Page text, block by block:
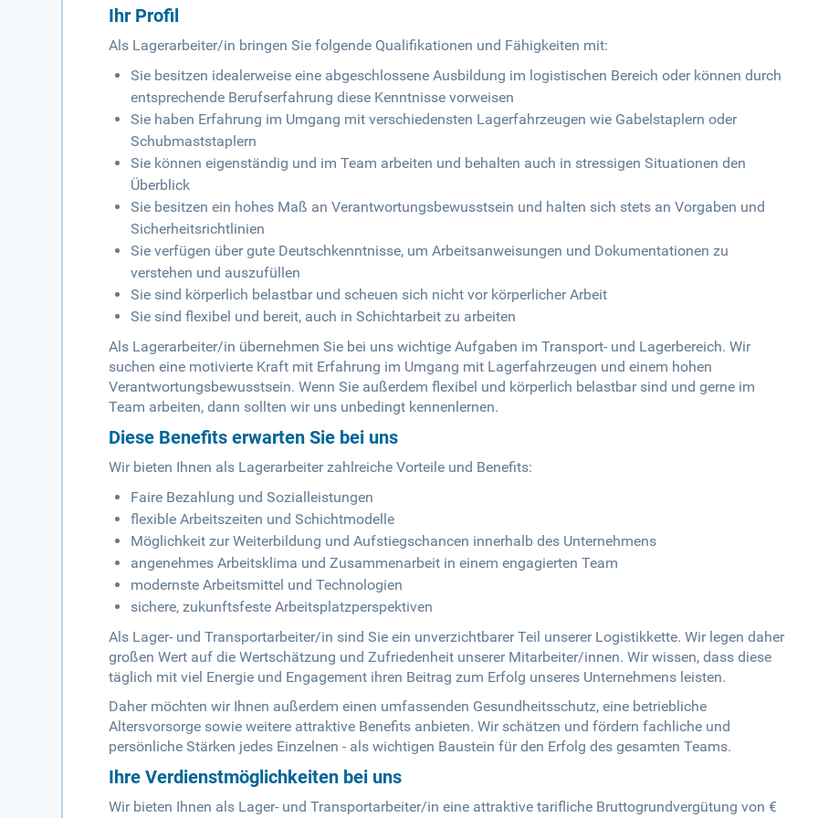
Ihr Profil
Als Lagerarbeiter/in bringen Sie folgende Qualifikationen und Fähigkeiten mit:
Sie besitzen idealerweise eine abgeschlossene Ausbildung im logistischen Bereich oder können durch
entsprechende Berufserfahrung diese Kenntnisse vorweisen
Sie haben Erfahrung im Umgang mit verschiedensten Lagerfahrzeugen wie Gabelstaplern oder
Schubmaststaplern
Sie können eigenständig und im Team arbeiten und behalten auch in stressigen Situationen den
Überblick
Sie besitzen ein hohes Maß an Verantwortungsbewusstsein und halten sich stets an Vorgaben und
Sicherheitsrichtlinien
Sie verfügen über gute Deutschkenntnisse, um Arbeitsanweisungen und Dokumentationen zu
verstehen und auszufüllen
Sie sind körperlich belastbar und scheuen sich nicht vor körperlicher Arbeit
Sie sind flexibel und bereit, auch in Schichtarbeit zu arbeiten
Als Lagerarbeiter/in übernehmen Sie bei uns wichtige Aufgaben im Transport- und Lagerbereich. Wir
suchen eine motivierte Kraft mit Erfahrung im Umgang mit Lagerfahrzeugen und einem hohen
Verantwortungsbewusstsein. Wenn Sie außerdem flexibel und körperlich belastbar sind und gerne im
Team arbeiten, dann sollten wir uns unbedingt kennenlernen.
Diese Benefits erwarten Sie bei uns
Wir bieten Ihnen als Lagerarbeiter zahlreiche Vorteile und Benefits:
Faire Bezahlung und Sozialleistungen
flexible Arbeitszeiten und Schichtmodelle
Möglichkeit zur Weiterbildung und Aufstiegschancen innerhalb des Unternehmens
angenehmes Arbeitsklima und Zusammenarbeit in einem engagierten Team
modernste Arbeitsmittel und Technologien
sichere, zukunftsfeste Arbeitsplatzperspektiven
Als Lager- und Transportarbeiter/in sind Sie ein unverzichtbarer Teil unserer Logistikkette. Wir legen daher
großen Wert auf die Wertschätzung und Zufriedenheit unserer Mitarbeiter/innen. Wir wissen, dass diese
täglich mit viel Energie und Engagement ihren Beitrag zum Erfolg unseres Unternehmens leisten.
Daher möchten wir Ihnen außerdem einen umfassenden Gesundheitsschutz, eine betriebliche
Altersvorsorge sowie weitere attraktive Benefits anbieten. Wir schätzen und fördern fachliche und
persönliche Stärken jedes Einzelnen - als wichtigen Baustein für den Erfolg des gesamten Teams.
Ihre Verdienstmöglichkeiten bei uns
Wir bieten Ihnen als Lager- und Transportarbeiter/in eine attraktive tarifliche Bruttogrundvergütung von €